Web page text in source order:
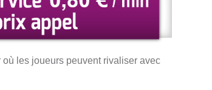
les joueurs peuvent rivaliser avec